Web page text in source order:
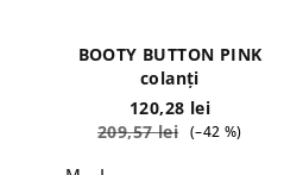
BOOTY BUTTON PINK
colanți
120,28 lei
209,57 lei (–42 %)